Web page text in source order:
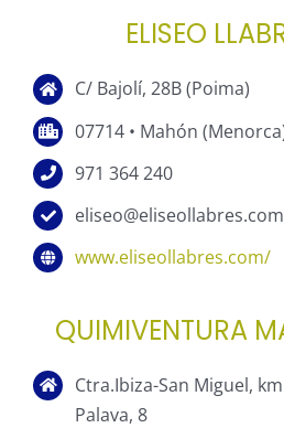
ELISEO
C/ Bajolí, 28B (Poima)
07714 • Mahón
971 364 240
eliseo@eliseollabres.com
www.eliseollabres.com/
QUIMIVENTURA
Ctra.Ibiza-San Miguel, km
Palava, 8